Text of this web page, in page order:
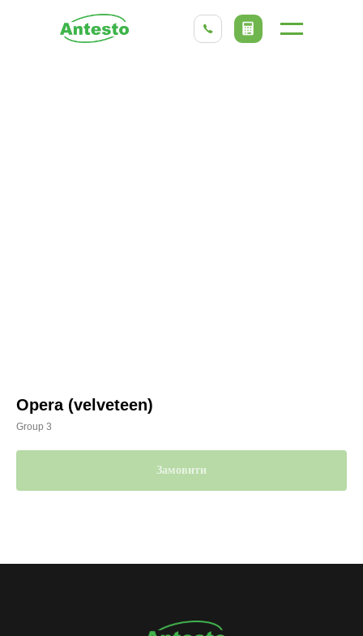
Opera (velveteen)
Group 3
Замовити